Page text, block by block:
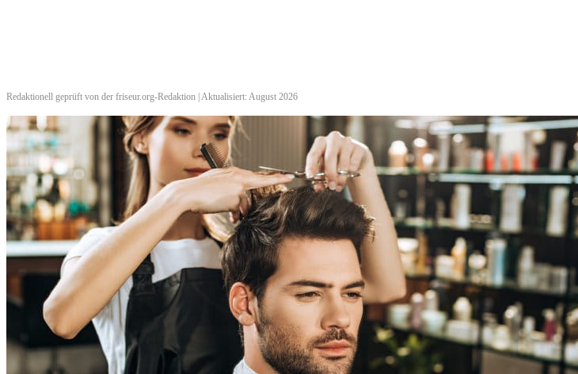
Redaktionell geprüft von der friseur.org-Redaktion | Aktualisiert: August 2026